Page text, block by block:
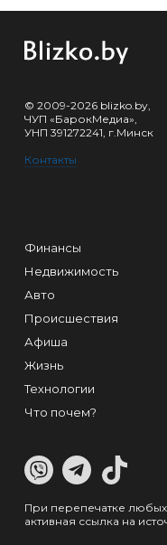
© 2009-2026 blizko.by,
ЧУП «БарокМедиа»,
УНП 391272241, г.Минск
Контакты
Финансы
Недвижимость
Авто
Происшествия
Афиша
Жизнь
Технологии
Что почем?
При перепечатке
активная ссылка на